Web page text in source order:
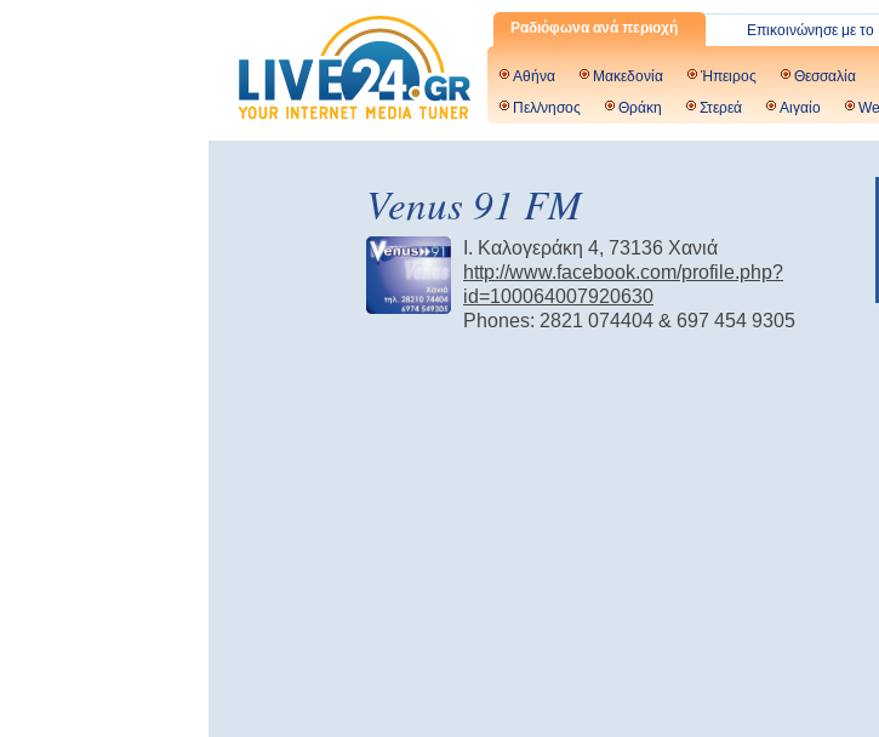
Ραδιόφωνα ανά περιοχή Επικοινώνησε με
Αθήνα Μακεδονία Ήπειρος Θεσσαλία
Πελ/νησος
Θράκη Στερεά Αιγαίο
Venus 91 FM
Ι. Καλογεράκη 4, 73136 Χανιά
http://www.facebook.com/profile.php?
id=100064007920630
Phones: 2821 074404 & 697 454 9305